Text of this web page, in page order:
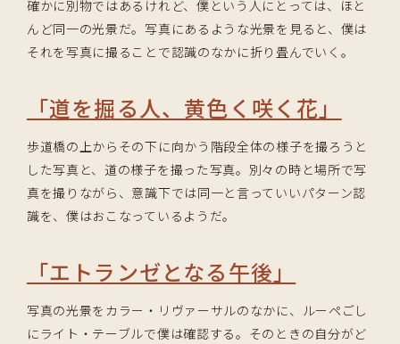
確かに別物ではあるけれど、僕という人にとっては、ほと
んど同一の光景だ。写真にあるような光景を見ると、僕は
それを写真に撮ることで認識のなかに折り畳んでいく。
「道を掘る人、黄色く咲く花」
歩道橋の上からその下に向かう階段全体の様子を撮ろうと
した写真と、道の様子を撮った写真。別々の時と場所で写
真を撮りながら、意識下では同一と言っていいパターン認
識を、僕はおこなっているようだ。
「エトランゼとなる午後」
写真の光景をカラー・リヴァーサルのなかに、ルーペごし
にライト・テーブルで僕は確認する。そのときの自分がど